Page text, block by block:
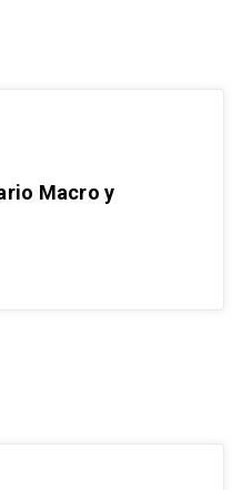
Macro y